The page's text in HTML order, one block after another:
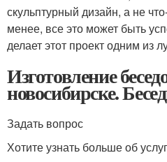
скульптурный дизайн, а не
менее, все это может быть
делает этот проект одним из
Изготовление
новосибирске.
Задать вопрос
Хотите узнать больше об